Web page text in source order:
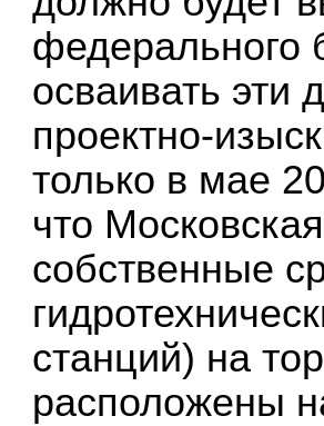
федерального
осваивать эти
проектно-
только в мае
что
собственные
станций) на
расположены